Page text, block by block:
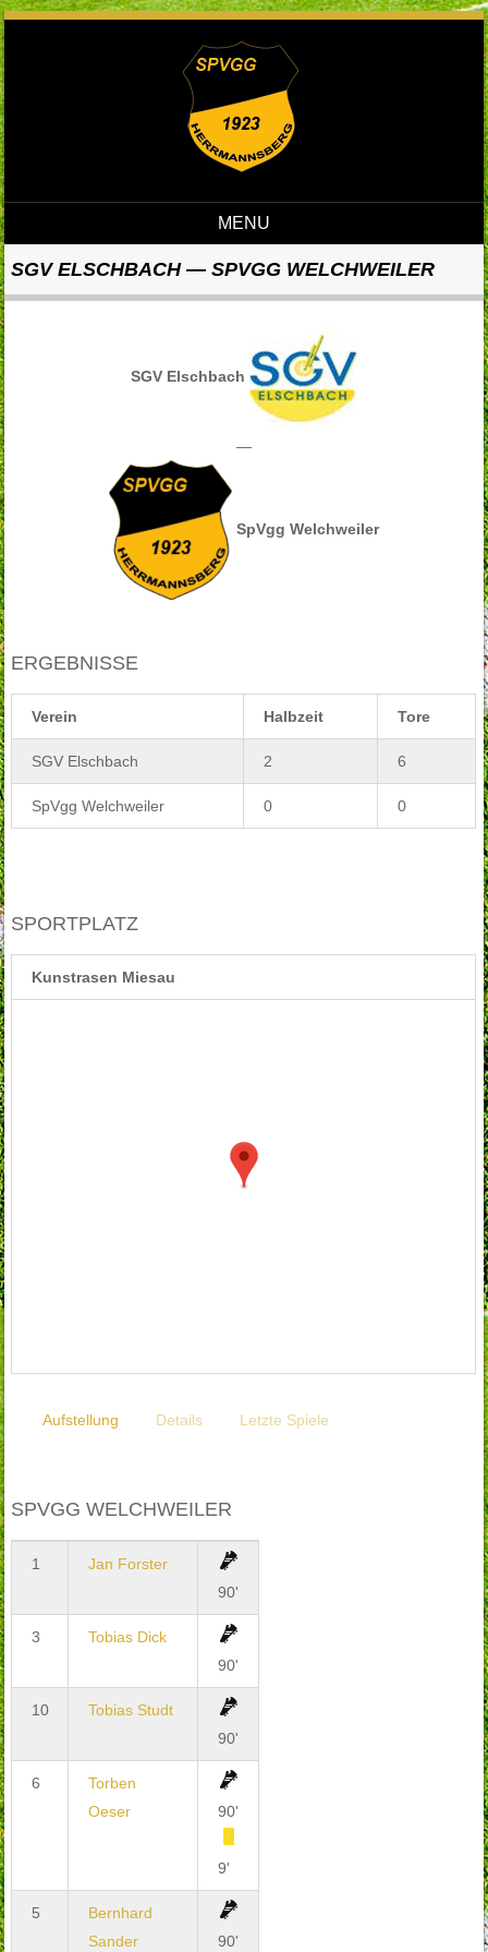
MENU
SGV ELSCHBACH — SPVGG WELCHWEILER
SGV Elschbach
—
SpVgg Welchweiler
ERGEBNISSE
Verein Halbzeit Tore
SGV Elschbach 2 6
SpVgg Welchweiler 0 0
SPORTPLATZ
Kunstrasen Miesau
Aufstellung Details Letzte Spiele
SPVGG WELCHWEILER
1
Jan Forster
90'
3
Tobias Dick
90'
10
Tobias Studt
90'
6
Torben
Oeser
90'
9'
5
Bernhard
Sander
90'